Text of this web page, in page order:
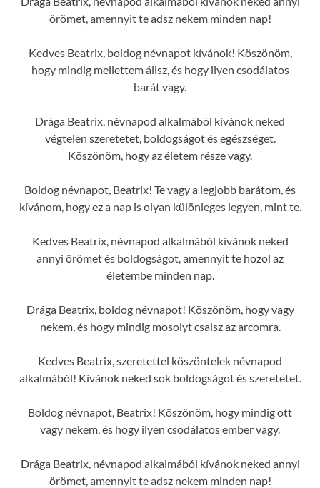
örömet, amennyit te adsz nekem minden nap!
Kedves Beatrix, boldog névnapot kívánok! Köszönöm,
hogy mindig mellettem állsz, és hogy ilyen csodálatos
barát vagy.
Drága Beatrix, névnapod alkalmából kívánok neked
végtelen szeretetet, boldogságot és egészséget.
Köszönöm, hogy az életem része vagy.
Boldog névnapot, Beatrix! Te vagy a legjobb barátom, és
kívánom, hogy ez a nap is olyan különleges legyen, mint te.
Kedves Beatrix, névnapod alkalmából kívánok neked
annyi örömet és boldogságot, amennyit te hozol az
életembe minden nap.
Drága Beatrix, boldog névnapot! Köszönöm, hogy vagy
nekem, és hogy mindig mosolyt csalsz az arcomra.
Kedves Beatrix, szeretettel köszöntelek névnapod
alkalmából! Kívánok neked sok boldogságot és szeretetet.
Boldog névnapot, Beatrix! Köszönöm, hogy mindig ott
vagy nekem, és hogy ilyen csodálatos ember vagy.
Drága Beatrix, névnapod alkalmából kívánok neked annyi
örömet, amennyit te adsz nekem minden nap!